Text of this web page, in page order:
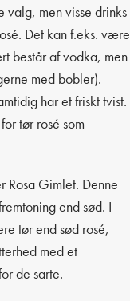
valg, men visse drinks
Det kan f.eks. være
består af vodka, men
med bobler).
har et friskt tvist.
tør rosé som
Rosa Gimlet. Denne
end sød. I
tør end sød rosé,
med et
de sarte.